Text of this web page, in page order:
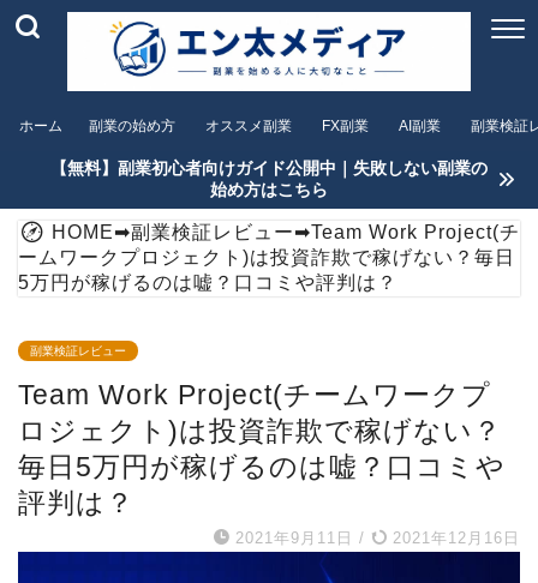
ホーム 副業の始め方 オススメ副業 FX副業 AI副業 副業検証
【無料】副業初心者向けガイド公開中｜失敗しない副業の
始め方はこちら
HOME➡副業検証レビュー➡Team Work Project(チ
ームワークプロジェクト)は投資詐欺で稼げない？毎日
5万円が稼げるのは嘘？口コミや評判は？
副業検証レビュー
Team Work Project(チームワークプ
ロジェクト)は投資詐欺で稼げない？
毎日5万円が稼げるのは嘘？口コミや
評判は？
2021年9月11日 / 2021年12月16日